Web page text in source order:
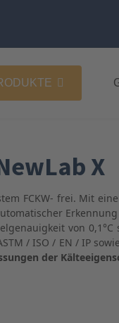
X
FCKW- frei. Mit
von 0,1°C
/ ISO / EN / IP
der